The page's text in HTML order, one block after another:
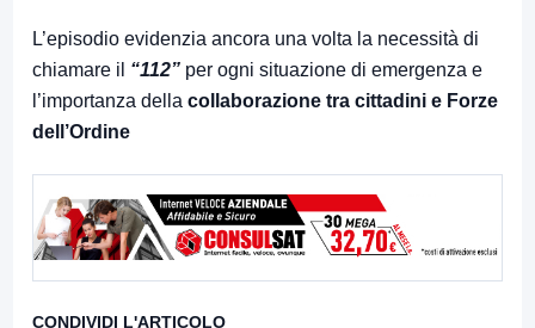
L’episodio evidenzia ancora una volta la necessità di
chiamare il “112” per ogni situazione di emergenza e
l’importanza della collaborazione tra cittadini e Forze
dell’Ordine
CONDIVIDI L'ARTICOLO